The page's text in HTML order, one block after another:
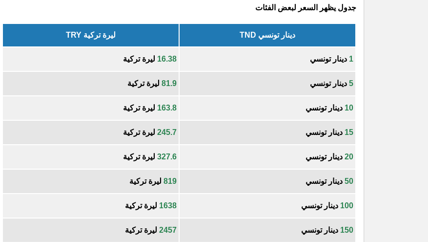
جدول يظهر السعر لبعض الفئات
دينار تونسي TND ليرة تركية TRY
1 دينار تونسي 16.38 ليرة تركية
5 دينار تونسي 81.9 ليرة تركية
10 دينار تونسي 163.8 ليرة تركية
15 دينار تونسي 245.7 ليرة تركية
20 دينار تونسي 327.6 ليرة تركية
50 دينار تونسي 819 ليرة تركية
100 دينار تونسي 1638 ليرة تركية
150 دينار تونسي 2457 ليرة تركية